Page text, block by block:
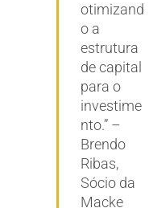
otimizand
o a
estrutura
de capital
para o
investime
nto.” –
Brendo
Ribas,
Sócio da
Macke